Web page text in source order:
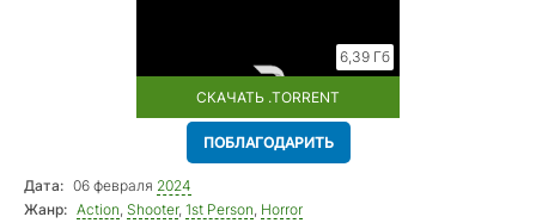
6,39 Гб
СКАЧАТЬ .TORRENT
ПОБЛАГОДАРИТЬ
Дата: 06 февраля 2024
Жанр: Action, Shooter, 1st Person, Horror